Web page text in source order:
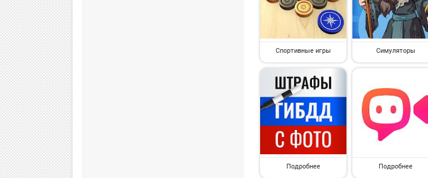
Спортивные игры Симуляторы
Подробнее Подробнее